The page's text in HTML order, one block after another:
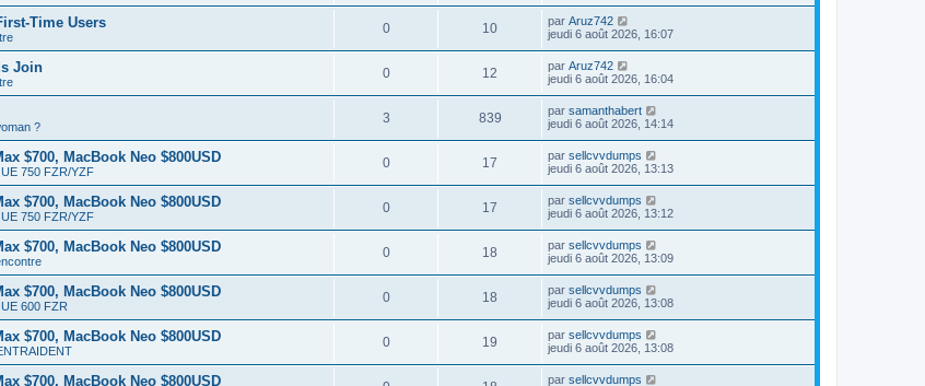
Time Users 0 10 par Aruz742
jeudi 6 août 2026, 16:07
Join 0 12 par Aruz742
jeudi 6 août 2026, 16:04
?
3 839 par samanthabert
jeudi 6 août 2026, 14:14
$700, MacBook Neo $800USD
750 FZR/YZF
0 17 par sellcvvdumps
jeudi 6 août 2026, 13:13
$700, MacBook Neo $800USD
750 FZR/YZF
0 17 par sellcvvdumps
jeudi 6 août 2026, 13:12
$700, MacBook Neo $800USD 0 18 par sellcvvdumps
jeudi 6 août 2026, 13:09
$700, MacBook Neo $800USD
600 FZR
0 18 par sellcvvdumps
jeudi 6 août 2026, 13:08
$700, MacBook Neo $800USD 0 19 par sellcvvdumps
jeudi 6 août 2026, 13:08
$700, MacBook Neo $800USD par sellcvvdumps